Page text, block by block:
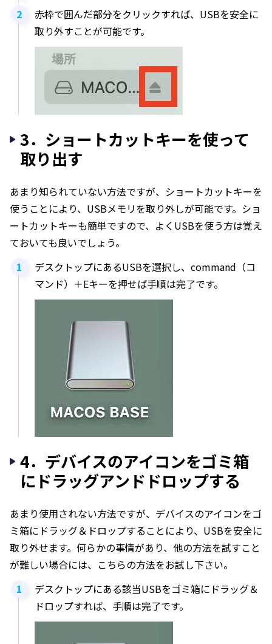
赤枠で囲んだ部分をクリックすれば、USBを安全に
取り外すことが可能です。
3．ショートカットキーを使って
取り出す
あまり知られていない方法ですが、ショートカットキーを
使うことにより、USBメモリを取り外しが可能です。ショ
ートカットキーも簡単ですので、よくUSBを使う方は覚え
ておいても良いでしょう。
デスクトップにあるUSBを選択し、command（コ
マンド）＋Eキーを押せば手順は完了です。
4．デバイスのアイコンをゴミ箱
にドラッグアンドドロップする
あまり使用されない方法ですが、デバイスのアイコンをゴ
ミ箱にドラッグ＆ドロップすることにより、USBを安全に
取り外せます。何らかの事情があり、他の方法を試すこと
が難しい場合には、こちらの方法をお試し下さい。
デスクトップにある該当USBをゴミ箱にドラッグ＆
ドロップすれば、手順は完了です。